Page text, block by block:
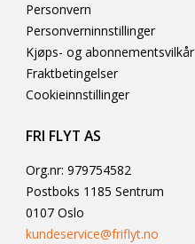
Personvern
Personverninnstillinger
Kjøps- og abonnementsvilkår
Fraktbetingelser
Cookieinnstillinger
FRI FLYT AS
Org.nr: 979754582
Postboks 1185 Sentrum
0107 Oslo
kundeservice@friflyt.no